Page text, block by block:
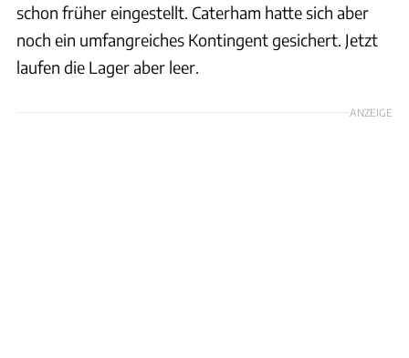
schon früher eingestellt. Caterham hatte sich aber
noch ein umfangreiches Kontingent gesichert. Jetzt
laufen die Lager aber leer.
ANZEIGE